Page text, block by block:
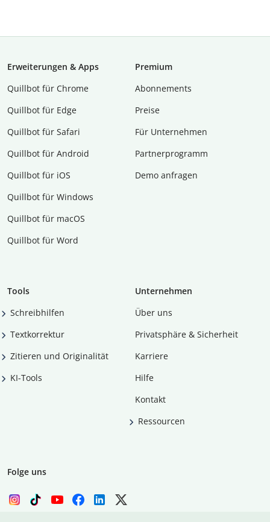
Erweiterungen & Apps
Quillbot für Chrome
Quillbot für Edge
Quillbot für Safari
Quillbot für Android
Quillbot für iOS
Quillbot für Windows
Quillbot für macOS
Quillbot für Word
Premium
Abon­ne­ments
Preise
Für Unternehmen
Partnerprogramm
Demo anfragen
Tools
Schreibhilfen
Textkorrektur
Zitieren und Originalität
KI-Tools
Unternehmen
Über uns
Privatsphäre & Sicherheit
Karriere
Hilfe
Kontakt
Ressourcen
Folge uns